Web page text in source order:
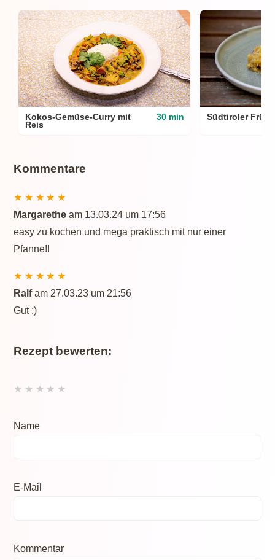
Kokos-Gemüse-Curry mit
Reis
30 min Südtiroler
Kommentare
★ ★ ★ ★ ★
Margaretheam 13.03.24 um 17:56
easy zu kochen und mega praktisch mit nur einer
Pfanne!!
★ ★ ★ ★ ★
Ralfam 27.03.23 um 21:56
Gut :)
Rezept bewerten:
Name
E-Mail
★ ★ ★ ★ ★
Kommentar